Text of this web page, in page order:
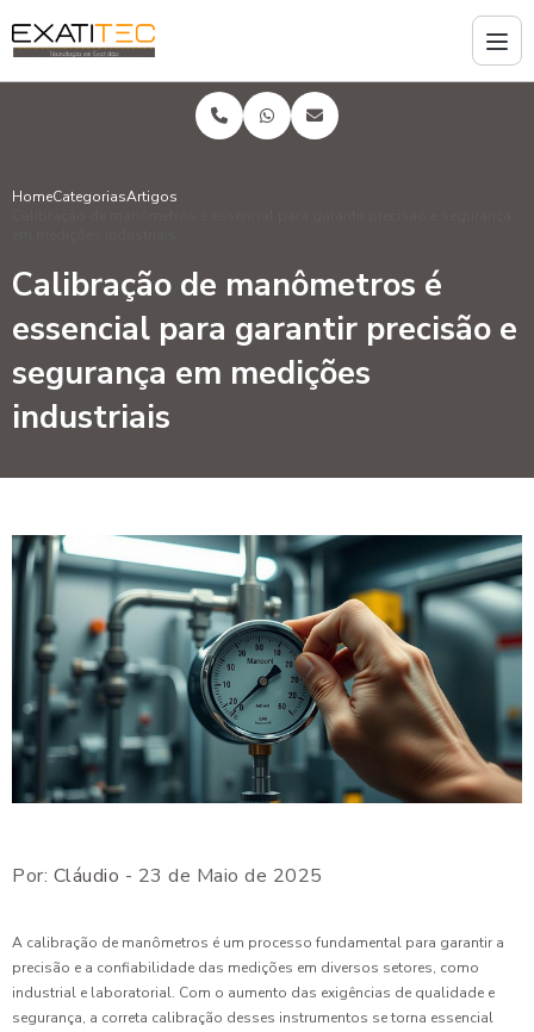
HomeCategoriasArtigos
Calibração de manômetros é
essencial para garantir precisão e
segurança em medições
industriais
Por: Cláudio - 23 de Maio de 2025
A calibração de manômetros é um processo fundamental para garantir a
precisão e a confiabilidade das medições em diversos setores, como
industrial e laboratorial. Com o aumento das exigências de qualidade e
segurança, a correta calibração desses instrumentos se torna essencial